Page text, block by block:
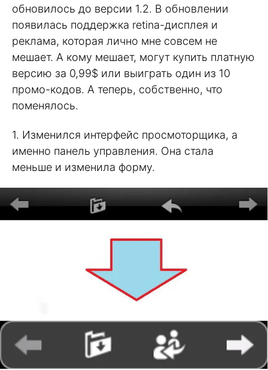
обновилось до версии 1.2. В обновлении
появилась поддержка retina-дисплея и
реклама, которая лично мне совсем не
мешает. А кому мешает, могут купить платную
версию за 0,99$ или выиграть один из 10
промо-кодов. А теперь, собственно, что
поменялось.
1. Изменился интерфейс просмоторщика, а
именно панель управления. Она стала
меньше и изменила форму.